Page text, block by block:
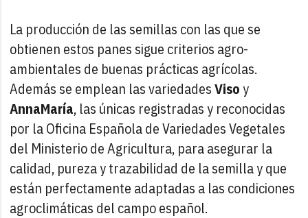
La producción de las semillas con las que se
obtienen estos panes sigue criterios agro-
ambientales de buenas prácticas agrícolas.
Además se emplean las variedadesVisoy
AnnaMaría, las únicas registradas y reconocidas
por la Oficina Española de Variedades Vegetales
del Ministerio de Agricultura, para asegurar la
calidad, pureza y trazabilidad de la semilla y que
están perfectamente adaptadas a las condiciones
agroclimáticas del campo español.